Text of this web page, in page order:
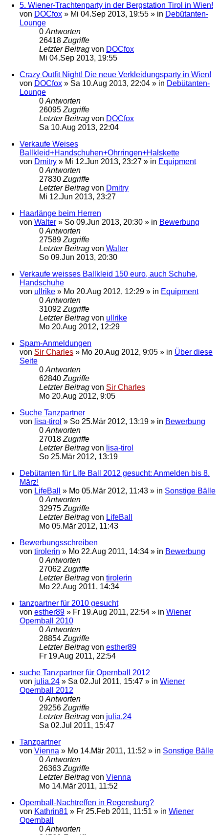
5. Wiener-Trachtenparty in der Bergstation Tirol in Wien!
von DOCfox » Mi 04.Sep 2013, 19:55 » in Debütanten-
Lounge
0 Antworten
26418 Zugriffe
Letzter Beitrag von DOCfox
Mi 04.Sep 2013, 19:55
Crazy Outfit Night! Die neue Verkleidungsparty in Wien!
von DOCfox » Sa 10.Aug 2013, 22:04 » in Debütanten-
Lounge
0 Antworten
26095 Zugriffe
Letzter Beitrag von DOCfox
Sa 10.Aug 2013, 22:04
Verkaufe Weises
Ballkleid+Handschuhen+Ohrringen+Halskette
von Dmitry » Mi 12.Jun 2013, 23:27 » in Equipment
0 Antworten
27830 Zugriffe
Letzter Beitrag von Dmitry
Mi 12.Jun 2013, 23:27
Haarlänge beim Herren
von Walter » So 09.Jun 2013, 20:30 » in Bewerbung
0 Antworten
27589 Zugriffe
Letzter Beitrag von Walter
So 09.Jun 2013, 20:30
Verkaufe weisses Ballkleid 150 euro, auch Schuhe,
Handschuhe
von ullrike » Mo 20.Aug 2012, 12:29 » in Equipment
0 Antworten
31092 Zugriffe
Letzter Beitrag von ullrike
Mo 20.Aug 2012, 12:29
Spam-Anmeldungen
von Sir Charles » Mo 20.Aug 2012, 9:05 » in Über diese
Seite
0 Antworten
62840 Zugriffe
Letzter Beitrag von Sir Charles
Mo 20.Aug 2012, 9:05
Suche Tanzpartner
von lisa-tirol » So 25.Mär 2012, 13:19 » in Bewerbung
0 Antworten
27018 Zugriffe
Letzter Beitrag von lisa-tirol
So 25.Mär 2012, 13:19
Debütanten für Life Ball 2012 gesucht: Anmelden bis 8.
März!
von LifeBall » Mo 05.Mär 2012, 11:43 » in Sonstige Bälle
0 Antworten
32975 Zugriffe
Letzter Beitrag von LifeBall
Mo 05.Mär 2012, 11:43
Bewerbungsschreiben
von tirolerin » Mo 22.Aug 2011, 14:34 » in Bewerbung
0 Antworten
27062 Zugriffe
Letzter Beitrag von tirolerin
Mo 22.Aug 2011, 14:34
tanzpartner für 2010 gesucht
von esther89 » Fr 19.Aug 2011, 22:54 » in Wiener
Opernball 2010
0 Antworten
28854 Zugriffe
Letzter Beitrag von esther89
Fr 19.Aug 2011, 22:54
suche Tanzpartner für Opernball 2012
von julia.24 » Sa 02.Jul 2011, 15:47 » in Wiener
Opernball 2012
0 Antworten
29256 Zugriffe
Letzter Beitrag von julia.24
Sa 02.Jul 2011, 15:47
Tanzpartner
von Vienna » Mo 14.Mär 2011, 11:52 » in Sonstige Bälle
0 Antworten
26363 Zugriffe
Letzter Beitrag von Vienna
Mo 14.Mär 2011, 11:52
Opernball-Nachtreffen in Regensburg?
von Kathrin81 » Fr 25.Feb 2011, 11:51 » in Wiener
Opernball
0 Antworten